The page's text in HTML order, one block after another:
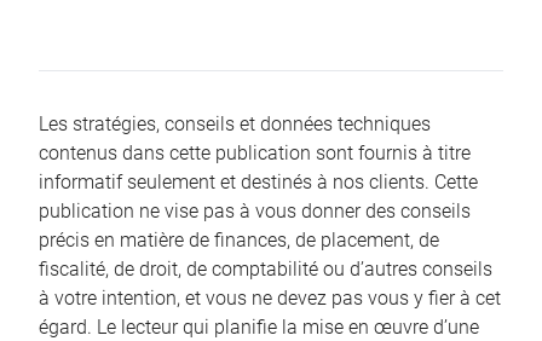
Les stratégies, conseils et données techniques
contenus dans cette publication sont fournis à titre
informatif seulement et destinés à nos clients. Cette
publication ne vise pas à vous donner des conseils
précis en matière de finances, de placement, de
fiscalité, de droit, de comptabilité ou d’autres conseils
à votre intention, et vous ne devez pas vous y fier à cet
égard. Le lecteur qui planifie la mise en œuvre d’une